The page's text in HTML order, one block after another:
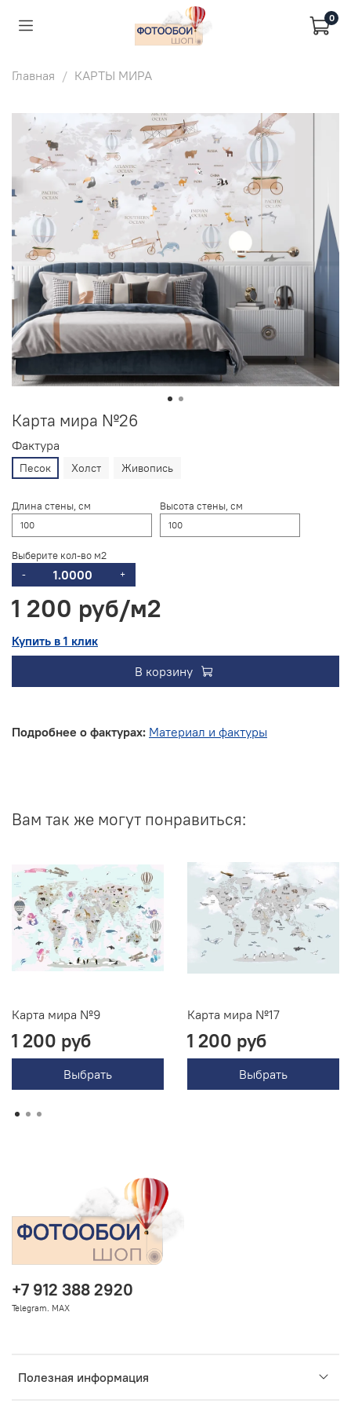
0
Главная КАРТЫ МИРА
Карта мира №26
Фактура
Песок Холст Живопись
Длина стены, см Высота стены, см
Выберите кол-во м2
- +
1 200 руб
Купить в 1 клик
В корзину
Подробнее о фактурах: Материал и фактуры
Вам так же могут понравиться:
Карта мира №9
1 200 руб
Выбрать
Карта мира №17
1 200 руб
Выбрать
Полезная информация
+7 912 388 2920
Telegram. MAX